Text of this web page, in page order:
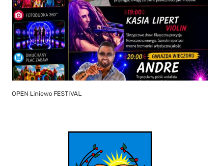
OPEN Liniewo FESTIVAL